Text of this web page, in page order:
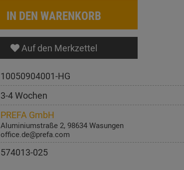
IN DEN WARENKORB
Auf den Merkzettel
10050904001-HG
3-4 Wochen
PREFA GmbH
Aluminiumstraße 2, 98634 Wasungen
office.de@prefa.com
574013-025